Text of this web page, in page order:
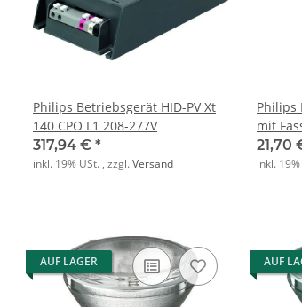
Philips Betriebsgerät HID-PV Xt
140 CPO L1 208-277V
317,94 € *
inkl. 19% USt. , zzgl.Versand
Philips
mit
gold
21,70
inkl.
AUF LAGER AUF